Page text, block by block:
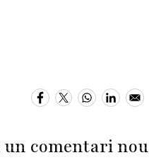
un comentari nou